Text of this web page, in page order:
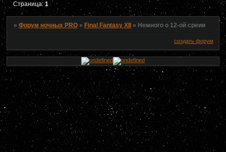
Страница:1
» Форум ночных PRO » Final Fantasy XII » Немного о 12-ой среии
создать форум